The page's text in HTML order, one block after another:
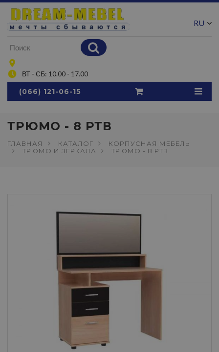
ВТ - СБ: 10.00 - 17.00
RU
(066) 121-06-15
ТРЮМО - 8 РТВ
ГЛАВНАЯ КАТАЛОГ
КОРПУСНАЯ МЕБЕЛЬ
ТРЮМО И ЗЕРКАЛА
ТРЮМО - 8 РТВ